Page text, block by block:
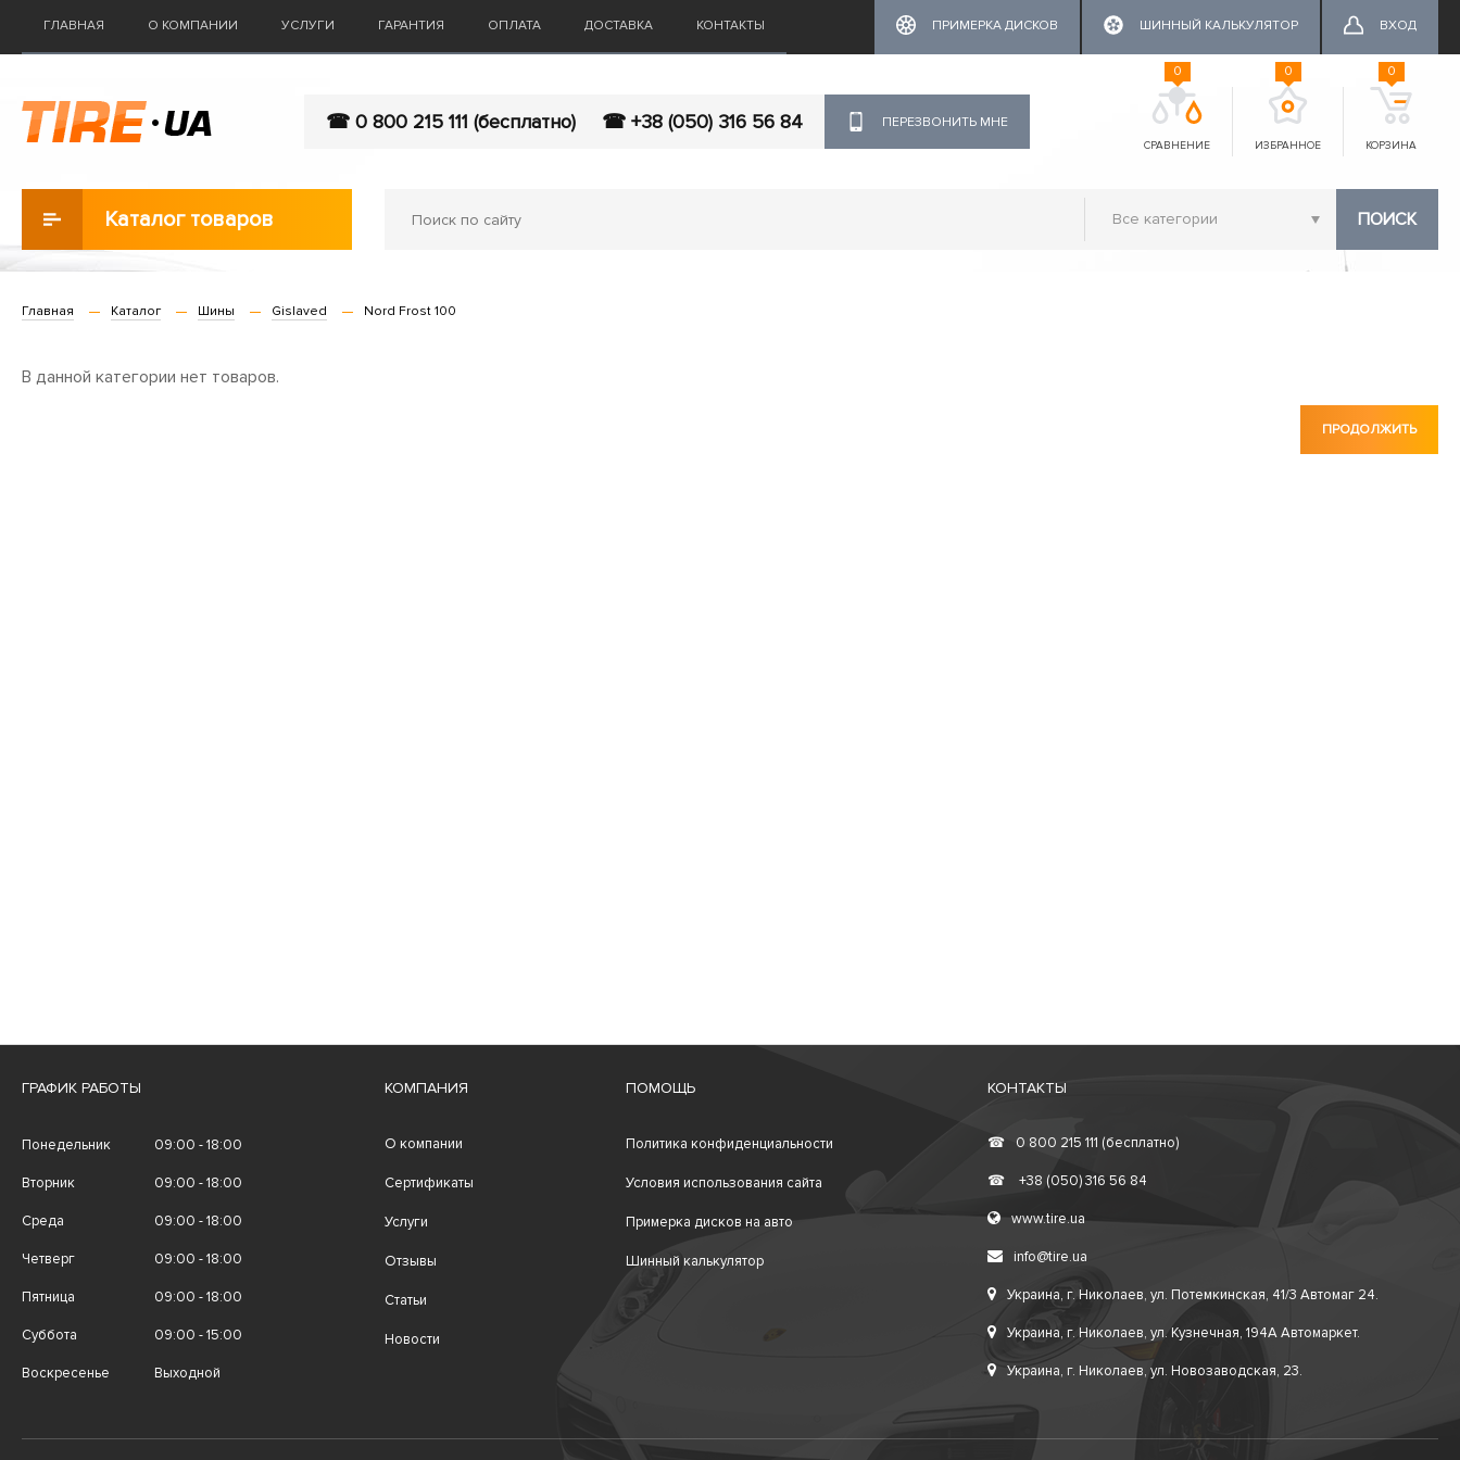
ГЛАВНАЯ О КОМПАНИИ УСЛУГИ ГАРАНТИЯ ОПЛАТА ДОСТАВКА КОНТАКТЫ ПРИМЕРКА ДИСКОВ ШИННЫЙ КАЛЬКУЛЯТОР ВХОД
☎ 0 800 215 111 (бесплатно) ☎ +38 (050) 316 56 84 ПЕРЕЗВОНИТЬ МНЕ
СРАВНЕНИЕ
0
ИЗБРАННОЕ
0
КОРЗИНА
0
Каталог товаров ПОИСК
Главная Каталог Шины Gislaved Nord Frost 100
В данной категории нет товаров.
ПРОДОЛЖИТЬ
ГРАФИК РАБОТЫ
Понедельник 09:00 - 18:00
Вторник 09:00 - 18:00
Среда 09:00 - 18:00
Четверг 09:00 - 18:00
Пятница 09:00 - 18:00
Суббота 09:00 - 15:00
Воскресенье Выходной
КОМПАНИЯ
О компании
Сертификаты
Услуги
Отзывы
Статьи
Новости
ПОМОЩЬ
Политика конфиденциальности
Условия использования сайта
Примерка дисков на авто
Шинный калькулятор
КОНТАКТЫ
☎ 0 800 215 111 (бесплатно)
☎ +38 (050) 316 56 84
www.tire.ua
info@tire.ua
Украина, г. Николаев, ул. Потемкинская, 41/3 Автомаг 24.
Украина, г. Николаев, ул. Кузнечная, 194А Автомаркет.
Украина, г. Николаев, ул. Новозаводская, 23.